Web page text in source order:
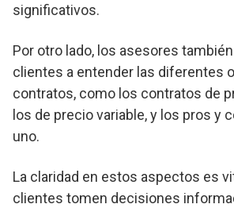
significativos.
Por otro lado, los asesores
clientes a entender las diferentes
contratos, como los contratos de
los de precio variable, y los pros y
uno.
La claridad en estos aspectos es
clientes tomen decisiones